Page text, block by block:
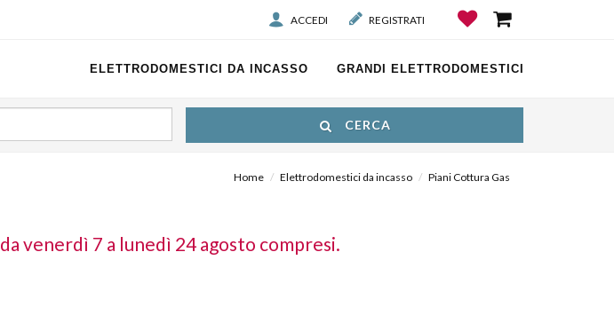
ACCEDI REGISTRATI
ELETTRODOMESTICI DA INCASSO GRANDI ELETTRODOMESTICI
CERCA
Home Elettrodomestici da incasso Piani Cottura Gas
da venerdì 7 a lunedì 24 agosto compresi.